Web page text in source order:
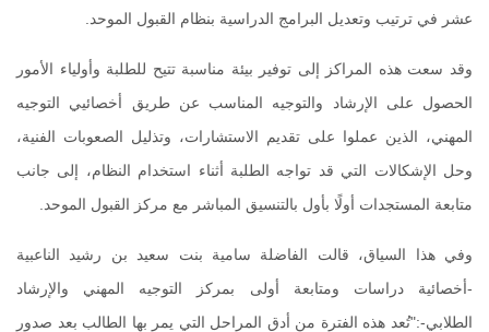
عشر في ترتيب وتعديل البرامج الدراسية بنظام القبول الموحد.
وقد سعت هذه المراكز إلى توفير بيئة مناسبة تتيح للطلبة وأولياء الأمور
الحصول على الإرشاد والتوجيه المناسب عن طريق أخصائيي التوجيه
المهني، الذين عملوا على تقديم الاستشارات، وتذليل الصعوبات الفنية،
وحل الإشكالات التي قد تواجه الطلبة أثناء استخدام النظام، إلى جانب
متابعة المستجدات أولًا بأول بالتنسيق المباشر مع مركز القبول الموحد.
وفي هذا السياق، قالت الفاضلة سامية بنت سعيد بن رشيد الناعبية
-أخصائية دراسات ومتابعة أولى بمركز التوجيه المهني والإرشاد
الطلابي-:"تُعد هذه الفترة من أدق المراحل التي يمر بها الطالب بعد صدور